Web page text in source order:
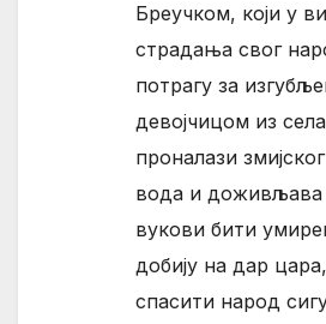
Бреучком, који у
страдања свог
потрагу за
девојчицом из
проналази
вода и доживљава
вукови бити
добију на дар
спасити народ